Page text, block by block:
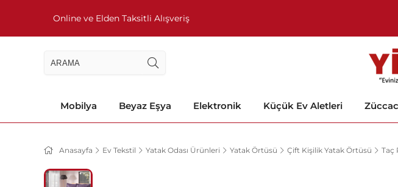
Online ve Elden Taksitli Alışveriş
Mobilya Beyaz Eşya Elektronik Küçük Ev Aletleri
Anasayfa Ev Tekstil Yatak Odası Ürünleri Yatak Örtüsü Çift Kişilik Yatak Örtüsü Taç